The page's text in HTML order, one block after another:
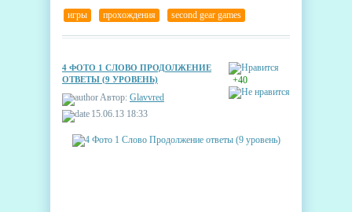
оформлением, забирая заслуженную популярность.
Более того, автору удалось привнести в знакомый
жанр кое-что новенькое. Знакомимся: 1 Фото 1
игры прохождения second gear games
+40
4 ФОТО 1 СЛОВО ПРОДОЛЖЕНИЕ
ОТВЕТЫ (9 УРОВЕНЬ)
Автор: Glavvred
15.06.13 18:33